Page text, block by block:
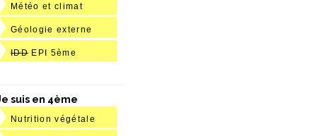
Météo et climat
Géologie externe
IDD EPI 5ème
suis en 4ème
Nutrition végétale